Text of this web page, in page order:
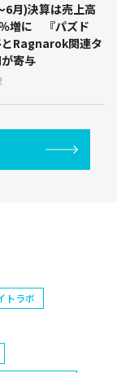
6月)決算は売上高
増に 『パズド
Ragnarok関連タ
寄与
トラボ